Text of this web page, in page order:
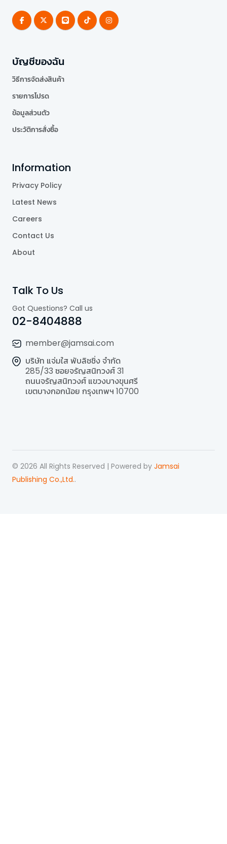
บัญชีของฉัน
วิธีการจัดส่งสินค้า
รายการโปรด
ข้อมูลส่วนตัว
ประวัติการสั่งซื้อ
Information
Privacy Policy
Latest News
Careers
Contact Us
About
Talk To Us
Got Questions? Call us
02-8404888
member@jamsai.com
บริษัท แจ่มใส พับลิชชิ่ง จำกัด
285/33 ซอยจรัญสนิทวงศ์ 31
ถนนจรัญสนิทวงศ์ แขวงบางขุนศรี
เขตบางกอกน้อย กรุงเทพฯ 10700
© 2026 All Rights Reserved | Powered by Jamsai
Publishing Co.,Ltd..